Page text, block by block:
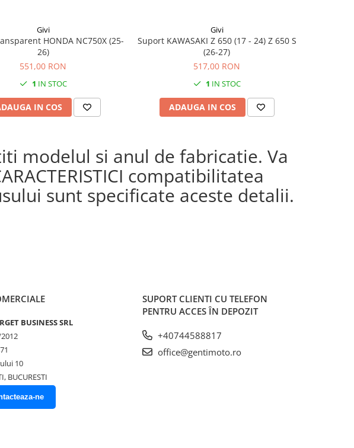
Givi
HONDA NC750X (25-
26)
551,00 RON
1 IN STOC
IN COS
Givi
Suport KAWASAKI Z 650 (17 - 24) Z 650 S
(26-27)
517,00 RON
1 IN STOC
ADAUGA IN COS
modelul si anul de fabricatie. Va
compatibilitatea
sunt specificate aceste detalii.
BUSINESS SRL
10
BUCURESTI
ne
SUPORT CLIENTI CU TELEFON
PENTRU ACCES ÎN DEPOZIT
+40744588817
office@gentimoto.ro